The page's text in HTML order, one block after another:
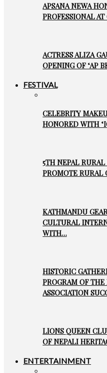
APSANA NEWA
PROFESSIONAL
ACTRESS ALIZA
OPENING OF ‘AP
FESTIVAL
CELEBRITY
HONORED WITH
5TH NEPAL
PROMOTE
KATHMANDU
CULTURAL
WITH…
HISTORIC
PROGRAM OF
ASSOCIATION
LIONS QUEEN
OF NEPALI
ENTERTAINMENT